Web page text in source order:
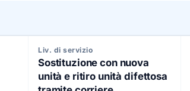
Liv. di servizio
Sostituzione con nuova
unità e ritiro unità difettosa